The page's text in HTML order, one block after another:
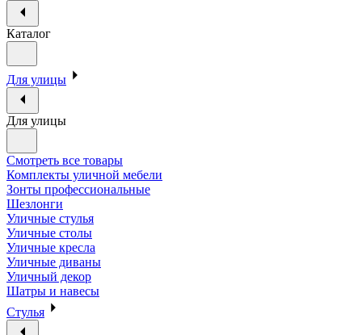
Каталог
Для улицы
Для улицы
Смотреть все товары
Комплекты уличной мебели
Зонты профессиональные
Шезлонги
Уличные стулья
Уличные столы
Уличные кресла
Уличные диваны
Уличный декор
Шатры и навесы
Стулья